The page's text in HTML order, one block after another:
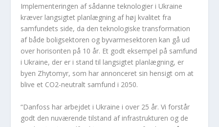
Implementeringen af ​​sådanne teknologier i Ukraine
kræver langsigtet planlægning af høj kvalitet fra
samfundets side, da den teknologiske transformation
af både boligsektoren og byvarmesektoren kan gå ud
over horisonten på 10 år. Et godt eksempel på samfund
i Ukraine, der er i stand til langsigtet planlægning, er
byen Zhytomyr, som har annonceret sin hensigt om at
blive et CO2-neutralt samfund i 2050.
“Danfoss har arbejdet i Ukraine i over 25 år. Vi forstår
godt den nuværende tilstand af infrastrukturen og de